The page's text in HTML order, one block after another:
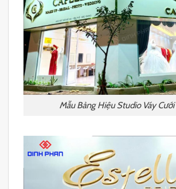
Mẫu Bảng Hiệu Studio Váy